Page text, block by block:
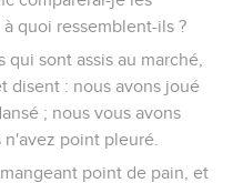
quoi ressemblent-ils ?
sont assis au marché,
disent : nous avons joué
; nous vous avons
point pleuré.
point de pain, et